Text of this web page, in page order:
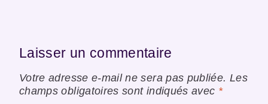
Laisser un commentaire
Votre adresse e-mail ne sera pas publiée. Les
champs obligatoires sont indiqués avec *